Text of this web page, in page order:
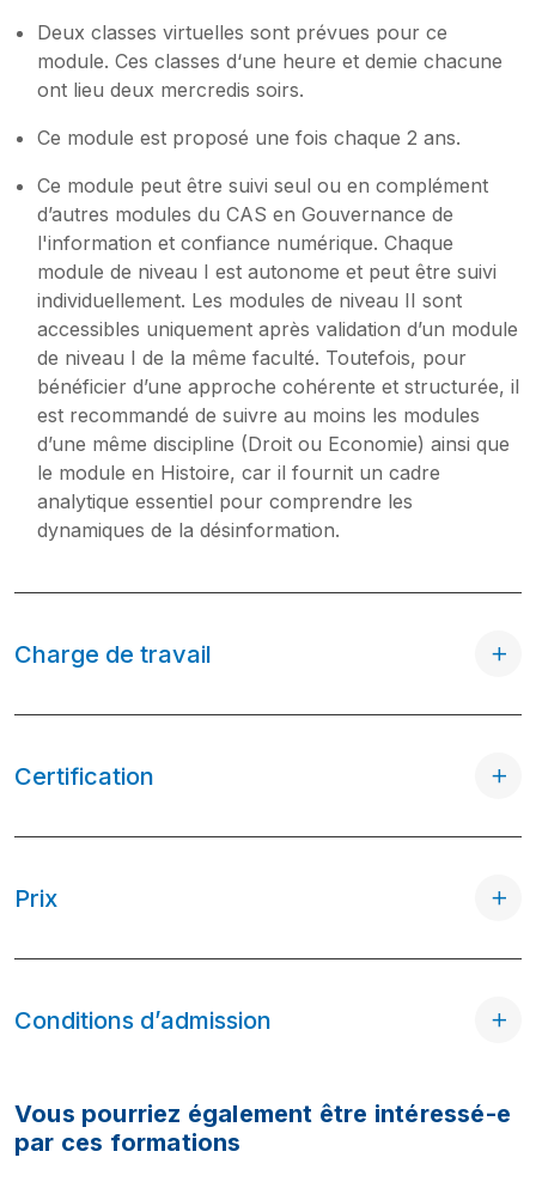
Deux classes virtuelles sont prévues pour ce
module. Ces classes d‘une heure et demie chacune
ont lieu deux mercredis soirs.
Ce module est proposé une fois chaque 2 ans.
Ce module peut être suivi seul ou en complément
d’autres modules du CAS en Gouvernance de
l'information et confiance numérique. Chaque
module de niveau I est autonome et peut être suivi
individuellement. Les modules de niveau II sont
accessibles uniquement après validation d’un module
de niveau I de la même faculté. Toutefois, pour
bénéficier d’une approche cohérente et structurée, il
est recommandé de suivre au moins les modules
d’une même discipline (Droit ou Economie) ainsi que
le module en Histoire, car il fournit un cadre
analytique essentiel pour comprendre les
dynamiques de la désinformation.
Charge de travail
Certification
Prix
Conditions d’admission
Vous pourriez également être intéressé-e
par ces formations